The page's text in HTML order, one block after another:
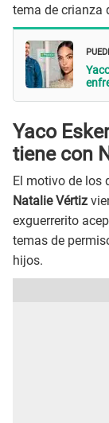
tema de crianza
Yaco
tiene con
El motivo de los
Natalie Vértiz
exguerrerito
temas de
hijos.